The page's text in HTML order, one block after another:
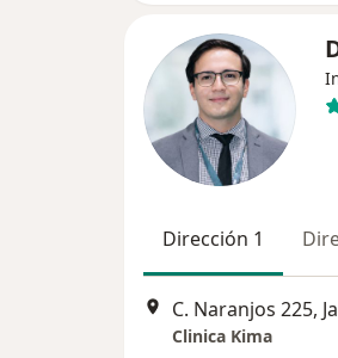
Dirección 1
C. Naranjos 225,
Clinica Kima